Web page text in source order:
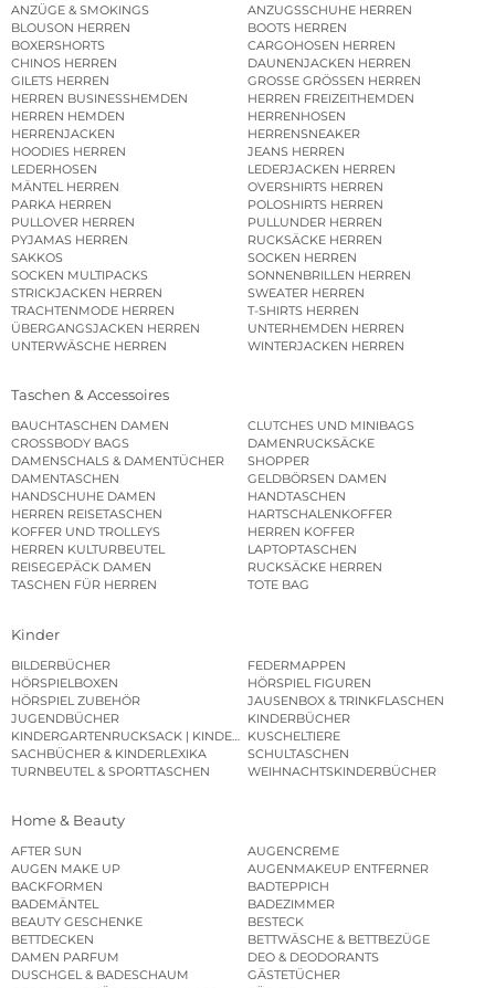
ANZÜGE & SMOKINGS
ANZUGSSCHUHE HERREN
BLOUSON HERREN
BOOTS HERREN
BOXERSHORTS
CARGOHOSEN HERREN
CHINOS HERREN
DAUNENJACKEN HERREN
GILETS HERREN
GROSSE GRÖSSEN HERREN
HERREN BUSINESSHEMDEN
HERREN FREIZEITHEMDEN
HERREN HEMDEN
HERRENHOSEN
HERRENJACKEN
HERRENSNEAKER
HOODIES HERREN
JEANS HERREN
LEDERHOSEN
LEDERJACKEN HERREN
MÄNTEL HERREN
OVERSHIRTS HERREN
PARKA HERREN
POLOSHIRTS HERREN
PULLOVER HERREN
PULLUNDER HERREN
PYJAMAS HERREN
RUCKSÄCKE HERREN
SAKKOS
SOCKEN HERREN
SOCKEN MULTIPACKS
SONNENBRILLEN HERREN
STRICKJACKEN HERREN
SWEATER HERREN
TRACHTENMODE HERREN
T-SHIRTS HERREN
ÜBERGANGSJACKEN HERREN
UNTERHEMDEN HERREN
UNTERWÄSCHE HERREN
WINTERJACKEN HERREN
Taschen & Accessoires
BAUCHTASCHEN DAMEN
CLUTCHES UND MINIBAGS
CROSSBODY BAGS
DAMENRUCKSÄCKE
DAMENSCHALS & DAMENTÜCHER
SHOPPER
DAMENTASCHEN
GELDBÖRSEN DAMEN
HANDSCHUHE DAMEN
HANDTASCHEN
HERREN REISETASCHEN
HARTSCHALENKOFFER
KOFFER UND TROLLEYS
HERREN KOFFER
HERREN KULTURBEUTEL
LAPTOPTASCHEN
REISEGEPÄCK DAMEN
RUCKSÄCKE HERREN
TASCHEN FÜR HERREN
TOTE BAG
Kinder
BILDERBÜCHER
FEDERMAPPEN
HÖRSPIELBOXEN
HÖRSPIEL FIGUREN
HÖRSPIEL ZUBEHÖR
JAUSENBOX & TRINKFLASCHEN
JUGENDBÜCHER
KINDERBÜCHER
KINDERGARTENRUCKSACK | KINDERGARTENBEUTEL
KUSCHELTIERE
SACHBÜCHER & KINDERLEXIKA
SCHULTASCHEN
TURNBEUTEL & SPORTTASCHEN
WEIHNACHTSKINDERBÜCHER
Home & Beauty
AFTER SUN
AUGENCREME
AUGEN MAKE UP
AUGENMAKEUP ENTFERNER
BACKFORMEN
BADTEPPICH
BADEMÄNTEL
BADEZIMMER
BEAUTY GESCHENKE
BESTECK
BETTDECKEN
BETTWÄSCHE & BETTBEZÜGE
DAMEN PARFUM
DEO & DEODORANTS
DUSCHGEL & BADESCHAUM
GÄSTETÜCHER